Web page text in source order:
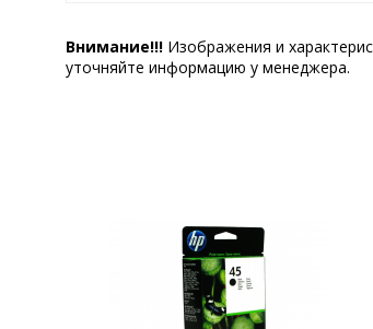
Внимание!!! Изображения и
уточняйте информацию у менеджера.